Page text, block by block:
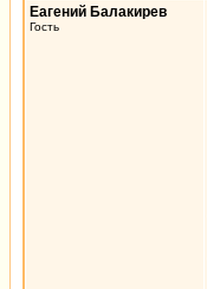
Еагений Балакирев
Гость